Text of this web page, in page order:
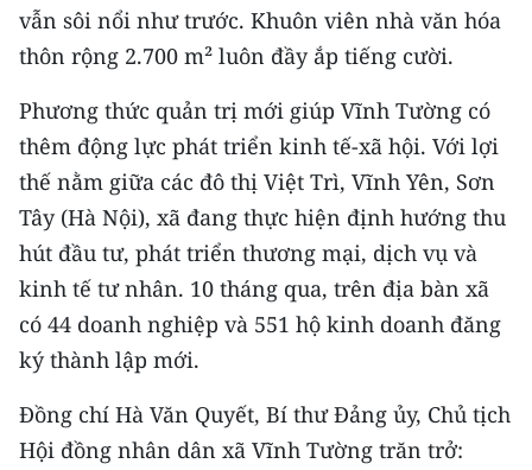
vẫn sôi nổi như trước. Khuôn viên nhà văn hóa
thôn rộng 2.700 m² luôn đầy ắp tiếng cười.
Phương thức quản trị mới giúp Vĩnh Tường có
thêm động lực phát triển kinh tế-xã hội. Với lợi
thế nằm giữa các đô thị Việt Trì, Vĩnh Yên, Sơn
Tây (Hà Nội), xã đang thực hiện định hướng thu
hút đầu tư, phát triển thương mại, dịch vụ và
kinh tế tư nhân. 10 tháng qua, trên địa bàn xã
có 44 doanh nghiệp và 551 hộ kinh doanh đăng
ký thành lập mới.
Đồng chí Hà Văn Quyết, Bí thư Đảng ủy, Chủ tịch
Hội đồng nhân dân xã Vĩnh Tường trăn trở: